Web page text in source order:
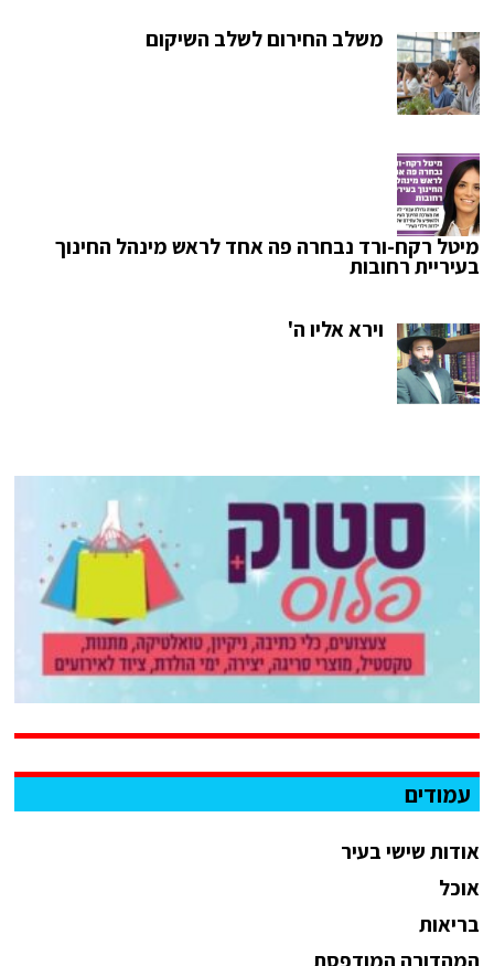
משלב החירום לשלב השיקום
מיטל רקח-ורד נבחרה פה אחד לראש מינהל החינוך
בעיריית רחובות
וירא אליו ה'
עמודים
אודות שישי בעיר
אוכל
בריאות